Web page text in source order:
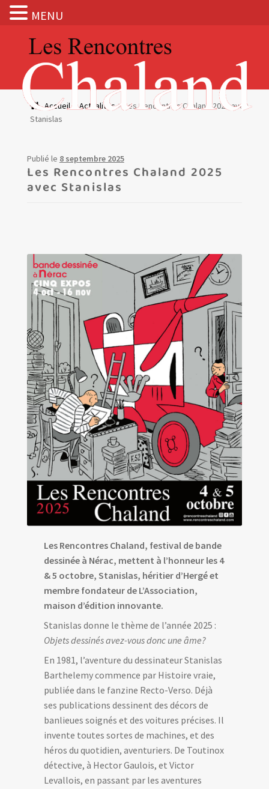
navigation
contenu
Actualités
Expositions
Les Rencontres Chaland
Les amis d’Yves Chaland
LUDIBD
Accueil Actualités
Les Rencontres Chaland 2025 avec
Stanislas
Publié le 8 septembre 2025
Les Rencontres Chaland 2025
avec Stanislas
Les Rencontres Chaland, festival de bande
dessinée à Nérac, mettent à l’honneur les 4
& 5 octobre, Stanislas, héritier d’Hergé et
membre fondateur de L’Association,
maison d’édition innovante.
Stanislas donne le thème de l’année 2025 :
Objets dessinés avez-vous donc une âme?
En 1981, l’aventure du dessinateur Stanislas
Barthelemy commence par Histoire vraie,
publiée dans le fanzine Recto-Verso. Déjà
ses publications dessinent des décors de
banlieues soignés et des voitures précises. Il
invente toutes sortes de machines, et des
héros du quotidien, aventuriers. De Toutinox
détective, à Hector Gaulois, et Victor
Levallois, en passant par les aventures
MENU